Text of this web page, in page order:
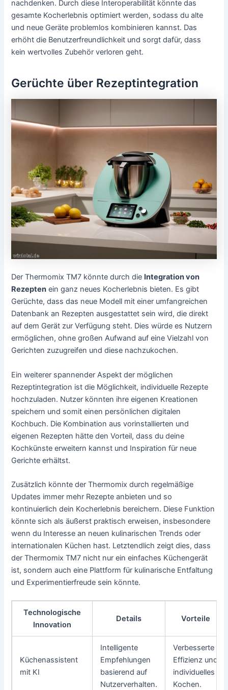
nachdenken. Durch diese Interoperabilität könnte das
gesamte Kocherlebnis optimiert werden, sodass du alte
und neue Geräte problemlos kombinieren kannst. Das
erhöht die Benutzerfreundlichkeit und sorgt dafür, dass
kein wertvolles Zubehör verloren geht.
Gerüchte über Rezeptintegration
Der Thermomix TM7 könnte durch die Integration von
Rezepten ein ganz neues Kocherlebnis bieten. Es gibt
Gerüchte, dass das neue Modell mit einer umfangreichen
Datenbank an Rezepten ausgestattet sein wird, die direkt
auf dem Gerät zur Verfügung steht. Dies würde es Nutzern
ermöglichen, ohne großen Aufwand auf eine Vielzahl von
Gerichten zuzugreifen und diese nachzukochen.
Ein weiterer spannender Aspekt der möglichen
Rezeptintegration ist die Möglichkeit, individuelle Rezepte
hochzuladen. Nutzer könnten ihre eigenen Kreationen
speichern und somit einen persönlichen digitalen
Kochbuch. Die Kombination aus vorinstallierten und
eigenen Rezepten hätte den Vorteil, dass du deine
Kochkünste erweitern kannst und Inspiration für neue
Gerichte erhältst.
Zusätzlich könnte der Thermomix durch regelmäßige
Updates immer mehr Rezepte anbieten und so
kontinuierlich dein Kocherlebnis bereichern. Diese Funktion
könnte sich als äußerst praktisch erweisen, insbesondere
wenn du Interesse an neuen kulinarischen Trends oder
internationalen Küchen hast. Letztendlich zeigt dies, dass
der Thermomix TM7 nicht nur ein einfaches Küchengerät
ist, sondern auch eine Plattform für kulinarische Entfaltung
und Experimentierfreude sein könnte.
Technologische
Innovation
Details Vorteile
Küchenassistent
mit KI
Intelligente
Empfehlungen
basierend auf
Nutzerverhalten.
Verbesserte
Effizienz und
individuelles
Kochen.